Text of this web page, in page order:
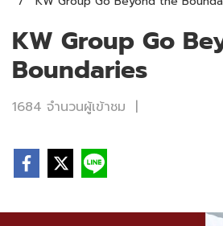
KW Group Go
Boundaries
1684 จำนวนผู้เข้าชม |